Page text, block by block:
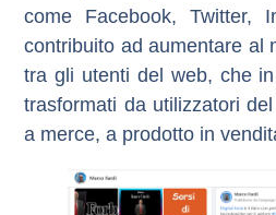
come Facebook, Twitter,
contribuito ad aumentare al
tra gli utenti del web, che
trasformati da utilizzatori
a merce, a prodotto in